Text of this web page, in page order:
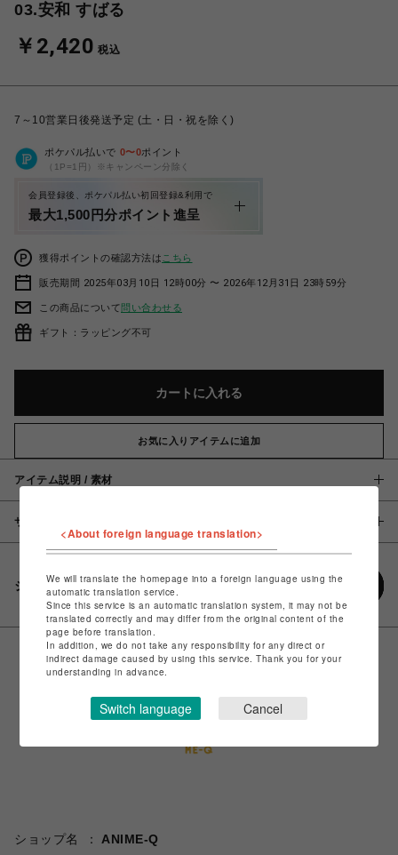
03.安和 すばる
￥2,420 税込
7～10営業日後発送予定 (土・日・祝を除く)
ポケパル払いで 0〜0ポイント
（1P=1円）※キャンペーン分除く
会員登録後、ポケパル払い初回登録&利用で
最大1,500円分ポイント進呈
獲得ポイントの確認方法は こちら
販売期間 2025年03月10日 12時00分 〜 2026年12月31日 23時59分
この商品について問い合わせる
ギフト：ラッピング不可
カートに入れる
お気に入りアイテムに追加
アイテム説明 / 素材
サイズ
シェアする
ショップ名
ANIME-Q
<About foreign language translation>
We will translate the homepage into a foreign language using the
automatic translation service.
Since this service is an automatic translation system, it may not be
translated correctly and may differ from the original content of the
page before translation.
In addition, we do not take any responsibility for any direct or
indirect damage caused by using this service. Thank you for your
understanding in advance.
Switch language Cancel